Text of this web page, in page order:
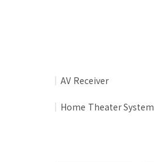
AV Receiver
Home Theater System